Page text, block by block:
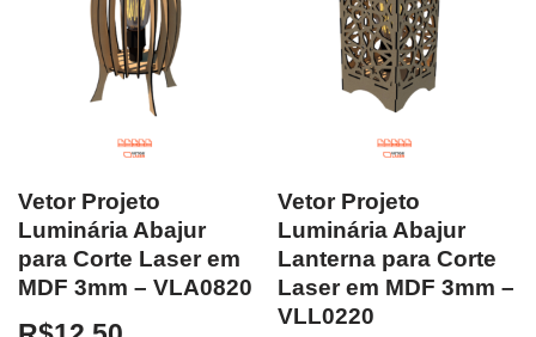
Vetor Projeto
Luminária Abajur
para Corte Laser em
MDF 3mm – VLA0820
Vetor Projeto
Luminária Abajur
Lanterna para Corte
Laser em MDF 3mm –
VLL0220